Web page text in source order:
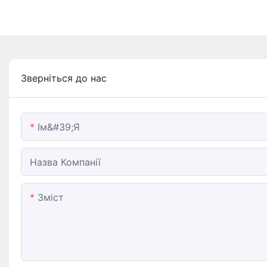
Зверніться до нас
Ім&#39;я
Назва Компанії
Зміст